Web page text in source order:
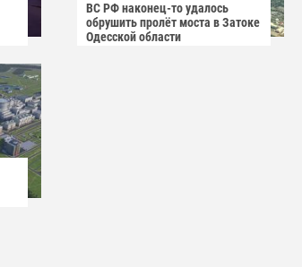
ВС РФ наконец-то удалось
обрушить пролёт моста в Затоке
Одесской области